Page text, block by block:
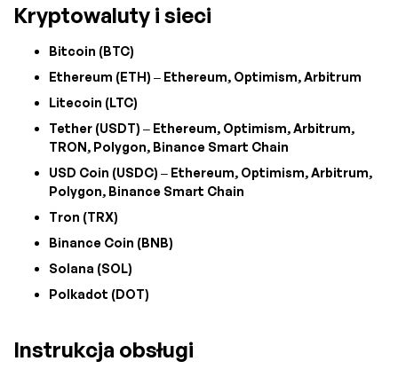
Kryptowaluty i sieci
Bitcoin (BTC)
Ethereum (ETH) – Ethereum, Optimism, Arbitrum
Litecoin (LTC)
Tether (USDT) – Ethereum, Optimism, Arbitrum,
TRON, Polygon, Binance Smart Chain
USD Coin (USDC) – Ethereum, Optimism, Arbitrum,
Polygon, Binance Smart Chain
Tron (TRX)
Binance Coin (BNB)
Solana (SOL)
Polkadot (DOT)
Instrukcja obsługi